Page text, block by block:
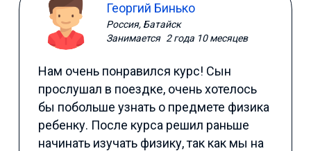
Георгий Бинько
Россия, Батайск
Занимается 2 года 10 месяцев
Нам очень понравился курс! Сын
прослушал в поездке, очень хотелось
бы побольше узнать о предмете физика
ребенку. После курса решил раньше
начинать изучать физику, так как мы на